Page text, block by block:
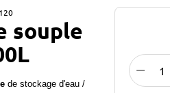
souple
de stockage d'eau /